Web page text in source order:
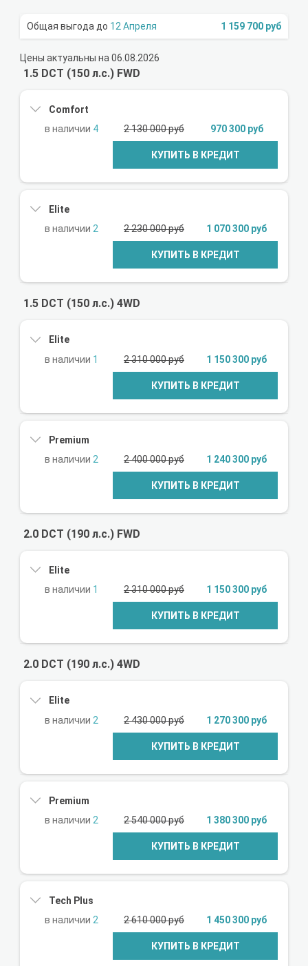
12 Апреля 1 159 700 руб
Цены актуальны на 06.08.2026
1.5 DCT (150 л.с.) FWD
Comfort
4
2 130 000 руб 970 300 руб
КУПИТЬ В КРЕДИТ
Elite
2
2 230 000 руб 1 070 300 руб
КУПИТЬ В КРЕДИТ
1.5 DCT (150 л.с.) 4WD
Elite
1
2 310 000 руб 1 150 300 руб
КУПИТЬ В КРЕДИТ
Premium
2
2 400 000 руб 1 240 300 руб
КУПИТЬ В КРЕДИТ
2.0 DCT (190 л.с.) FWD
Elite
1
2 310 000 руб 1 150 300 руб
КУПИТЬ В КРЕДИТ
2.0 DCT (190 л.с.) 4WD
Elite
2
2 430 000 руб 1 270 300 руб
КУПИТЬ В КРЕДИТ
Premium
2
2 540 000 руб 1 380 300 руб
КУПИТЬ В КРЕДИТ
Tech Plus
2
2 610 000 руб 1 450 300 руб
КУПИТЬ В КРЕДИТ